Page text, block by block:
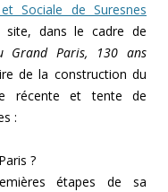
Sociale de Suresnes
dans le cadre de
Grand Paris, 130 ans
de la construction du
récente et tente de
:
?
étapes de sa